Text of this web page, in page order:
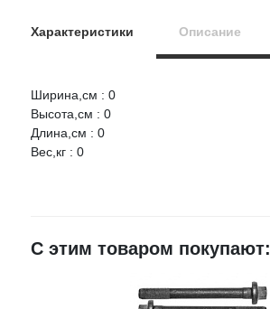
Характеристики Описание
Ширина,см : 0
Высота,см : 0
Длина,см : 0
Вес,кг : 0
Оцените товар:
Ваше имя
С этим товаром покупают: